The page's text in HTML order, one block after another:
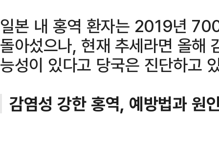
일본 내 홍역 환자는 2019년
돌아섰으나, 현재 추세라면 올해
능성이 있다고 당국은 진단하고
감염성 강한 홍역, 예방법과 원